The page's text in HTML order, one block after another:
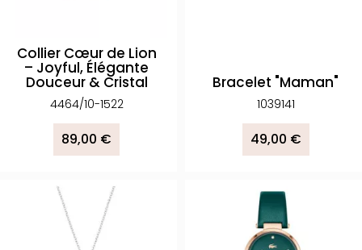
Collier Cœur de Lion
– Joyful, Élégante
Douceur & Cristal
4464/10-1522
89,00 €
Bracelet "Maman"
1039141
49,00 €